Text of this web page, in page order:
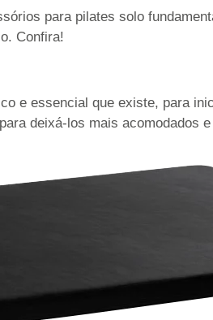
para pilates solo
Confira!
e essencial que existe, para
deixá-los mais acomodados